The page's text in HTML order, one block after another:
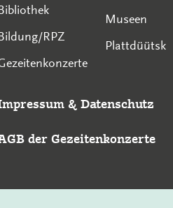
RPZ
Museen
Plattdüütsk
& Datenschutz
der Gezeitenkonzerte